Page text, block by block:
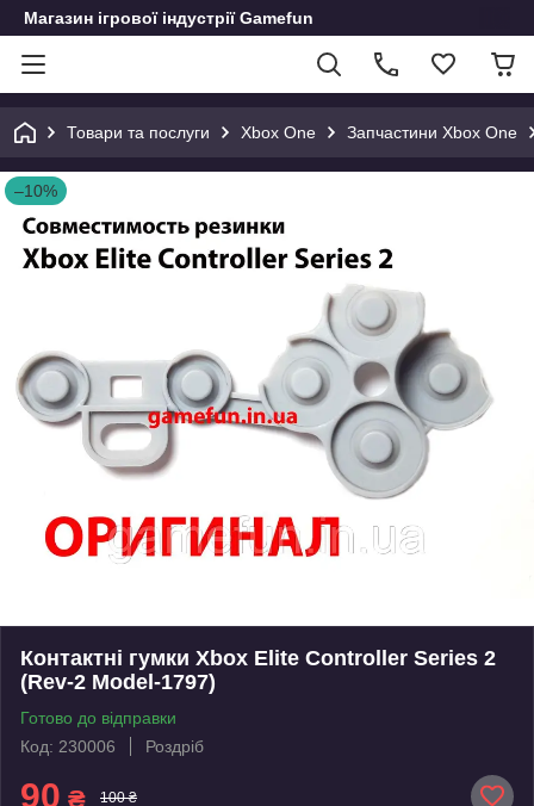
Магазин ігрової індустрії Gamefun
Товари та послуги Xbox One Запчастини Xbox One
–10%
Контактні гумки Xbox Elite Controller Series 2
(Rev-2 Model-1797)
Готово до відправки
Код: 230006
Роздріб
90 ₴ 100 ₴